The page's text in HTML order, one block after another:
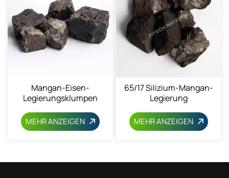
Mangan-Eisen-
Legierungsklumpen
MEHR ANZEIGEN
65/17 Silizium-Mangan-
Legierung
MEHR ANZEIGEN